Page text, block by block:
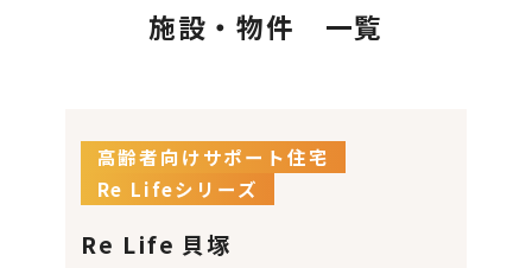
施設・物件 一覧
高齢者向けサポート住宅
Re Lifeシリーズ
Re Life 貝塚